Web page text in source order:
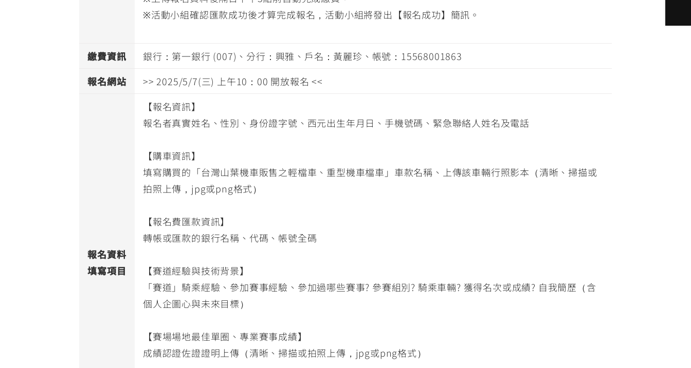
※活動小組確認匯款成功後才算完成報名，活動小組將發出【報名成功】簡訊。
繳費資訊
銀行：第一銀行 (007)、分行：興雅、戶名：黃麗珍、帳號：15568001863
報名網站
>> 2025/5/7(三) 上午10：00 開放報名 <<
報名資料
填寫項目
【報名資訊】
報名者真實姓名、性別、身份證字號、西元出生年月日、手機號碼、緊急聯絡人姓名及電話
【購車資訊】
填寫購買的「台灣山葉機車販售之輕檔車、重型機車檔車」車款名稱、上傳該車輛行照影本（清晰、掃描或
拍照上傳，jpg或png格式）
【報名費匯款資訊】
轉帳或匯款的銀行名稱、代碼、帳號全碼
【賽道經驗與技術背景】
「賽道」騎乘經驗、參加賽事經驗、參加過哪些賽事? 參賽組別? 騎乘車輛? 獲得名次或成績? 自我簡歷（含
個人企圖心與未來目標）
【賽場場地最佳單圈、專業賽事成績】
成績認證佐證證明上傳（清晰、掃描或拍照上傳，jpg或png格式）